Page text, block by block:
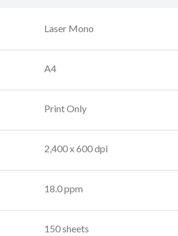
Laser Mono
A4
Print Only
2,400 x 600 dpi
18.0 ppm
150 sheets